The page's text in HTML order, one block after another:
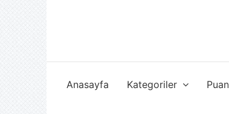
Anasayfa Kategoriler